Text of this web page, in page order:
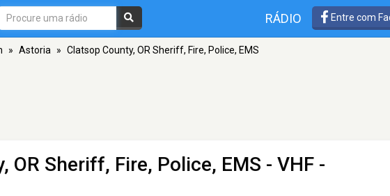
RÁDIO Entre com
» Astoria » Clatsop County, OR Sheriff, Fire, Police, EMS
OR Sheriff, Fire, Police, EMS - VHF -